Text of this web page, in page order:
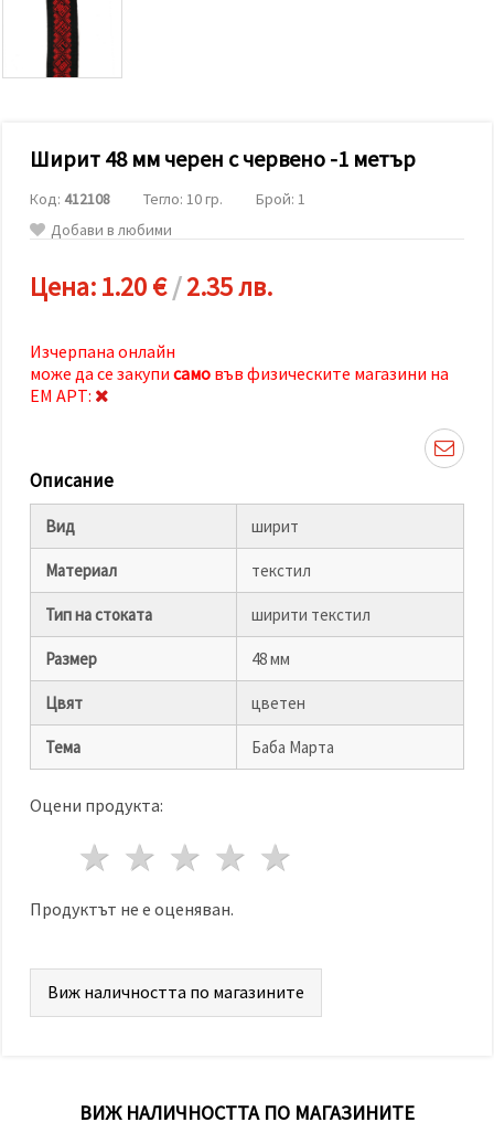
релевантно
съдържание
и реклами,
включително
с помощта
маркетинг.
Можеш да
съгласиш
всички
"бисквитки"
"Приеми
всички!"
или да
посочиш
като
"бисквитки"
и кликнеш
Приеми
всички
Настройки
на
бисквитките
Ширит 48 мм черен с червено -1 метър
Код: 412108 Тегло: 10 гр.
Брой: 1
Добави в любими
Цена:1.20 €/2.35 лв.
Изчерпана онлайн
може да се закупи само във физическите магазини на
ЕМ АРТ:
Описание
Вид ширит
Материал текстил
Тип на стоката ширити текстил
Размер 48 мм
Цвят цветен
Тема Баба Марта
Оцени продукта:
4 звезди
3 звезди
2 звезди
1 звезда
Продуктът не е оценяван.
Виж наличността по магазините
ВИЖ НАЛИЧНОСТТА ПО МАГАЗИНИТЕ